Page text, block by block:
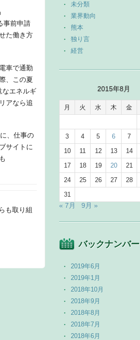
事前申請
た働き方
車で通勤
、この夏
なエネルギ
アなら追
、仕事の
サイトに
も
も取り組
未分類
業界動向
熊本
独り言
経営
2015年8月
月 火 水 木 金
3
4 5 6 7
10
11 12 13 14
17
18 19 20 21
24
25 26 27 28
31
« 7月 9月 »
バックナンバー
2019年6月
2019年1月
2018年10月
2018年9月
2018年8月
2018年7月
2018年6月